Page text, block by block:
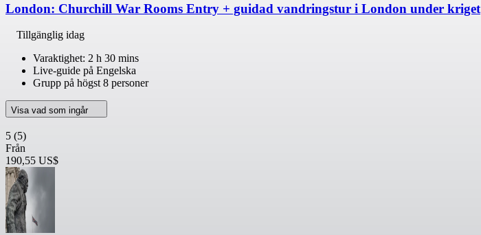
London: Churchill War Rooms Entry + guidad vandringstur i London under kriget
Tillgänglig idag
Varaktighet: 2 h 30 mins
Live-guide på Engelska
Grupp på högst 8 personer
Visa vad som ingår
5 (5)
Från
190,55 US$